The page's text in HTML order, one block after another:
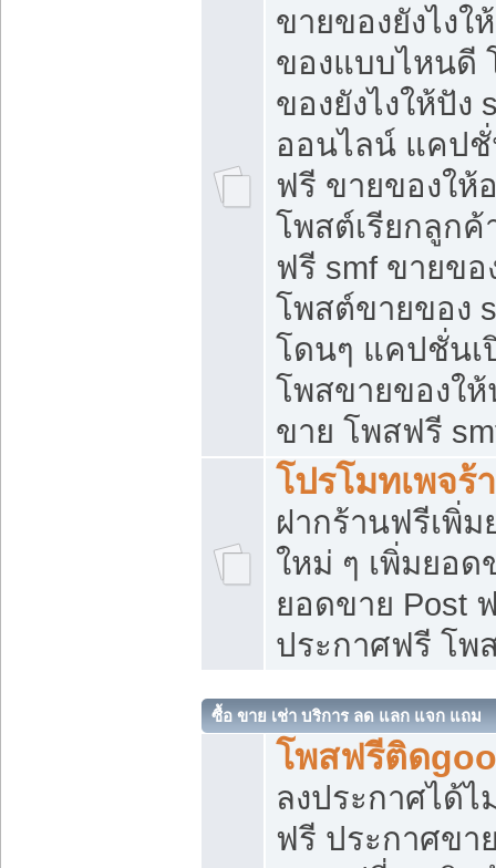
ขายของยังไง
ของแบบไหนดี
ของยังไงให้ปั
ออนไลน์ แคป
ฟรี ขายของให้
โพสต์เรียกลูกค้
ฟรี smf ขายขอ
โพสต์ขายของ
โดนๆ แคปชั่นเ
โพสขายของใ
ขาย โพสฟรี
โปรโมทเพจร้
ฝากร้านฟรีเพิ่
ใหม่ ๆ เพิ่มยอด
ยอดขาย Post
ประกาศฟรี โพ
ซื้อ ขาย เช่า บริการ ลด แลก แจก แถม
โพสฟรีติด
ลงประกาศได้
ฟรี ประกาศข